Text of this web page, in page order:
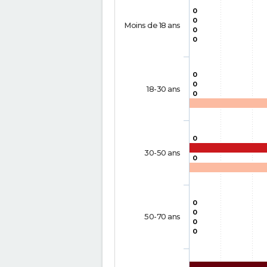
0
0
0
0
0
0
0
0
0
0
0
0
0
Moins de 18 ans
18-30 ans
30-50 ans
50-70 ans